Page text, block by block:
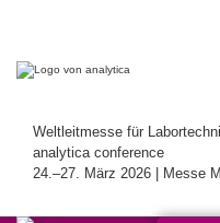
Weltleitmesse für
analytica conference
24.–27. März 2026 | Messe